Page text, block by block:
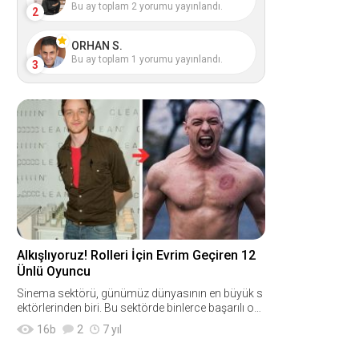
2 Bu ay toplam 2 yorumu yayınlandı.
3
ORHAN S.
Bu ay toplam 1 yorumu yayınlandı.
Alkışlıyoruz! Rolleri İçin Evrim Geçiren 12
Ünlü Oyuncu
Sinema sektörü, günümüz dünyasının en büyük s
ektörlerinden biri. Bu sektörde binlerce başarılı oy
uncu var. Fakat bu oyunculardan s
16b 2 7 yıl